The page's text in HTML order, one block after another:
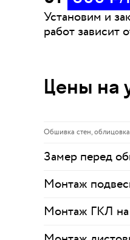
Установим и
работ зависит
Цены на
Обшивка стен,
Замер перед
Монтаж
Монтаж ГКЛ на